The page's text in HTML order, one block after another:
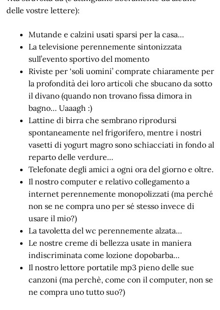
delle vostre lettere):
Mutande e calzini usati sparsi per la casa…
La televisione perennemente sintonizzata
sull’evento sportivo del momento
Riviste per ‘soli uomini’ comprate chiaramente per
la profondità dei loro articoli che sbucano da sotto
il divano (quando non trovano fissa dimora in
bagno… Uaaagh :)
Lattine di birra che sembrano riprodursi
spontaneamente nel frigorifero, mentre i nostri
vasetti di yogurt magro sono schiacciati in fondo al
reparto delle verdure…
Telefonate degli amici a ogni ora del giorno e oltre.
Il nostro computer e relativo collegamento a
internet perennemente monopolizzati (ma perché
non se ne compra uno per sé stesso invece di
usare il mio?)
La tavoletta del wc perennemente alzata…
Le nostre creme di bellezza usate in maniera
indiscriminata come lozione dopobarba…
Il nostro lettore portatile mp3 pieno delle sue
canzoni (ma perchè, come con il computer, non se
ne compra uno tutto suo?)